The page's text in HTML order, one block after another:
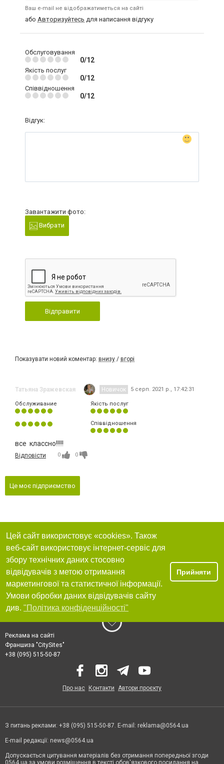
Ваш e-mail не відображатиметься на сайті
або Авторизуйтесь для написання відгуку
Обслуговування
0/12
Якість послуг
0/12
Співвідношення
0/12
Відгук:
Завантажити фото:
Вибрати
Відправити
Показувати новий коментар: внизу / вгорі
Татьяна Зражевская Новичок 5 серп. 2021 р., 17:42:31
Обслуживание Якість послуг
Співвідношення
все классно!!!!!
Відповісти 0 0
Це моє підприємство
Цей сайт використовує «cookies». Також
веб-сайт використовує інтернет-сервіс для
збору технічних даних стосовно
відвідувачів з метою отримання
маркетингової та статистичної інформації.
Умови обробки даних відвідувачів сайту
див. "Політика конфіденційності"
Прийняти
Реклама на сайті
Франшиза "CitySites"
+38 (095) 515-50-87
Про нас Контакти Автори проєкту
З питань реклами: +38 (095) 515-50-87. E-mail: reklama@0564.ua
E-mail редакції: news@0564.ua
Допускається цитування матеріалів без отримання попередньої згоди
0564.ua за умови розміщення в тексті обов'язкового посилання на